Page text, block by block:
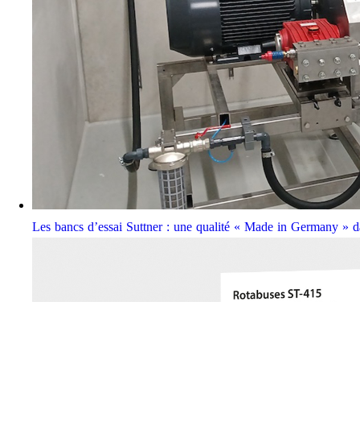
Les bancs d’essai Suttner : une qualité « Made in Germany »